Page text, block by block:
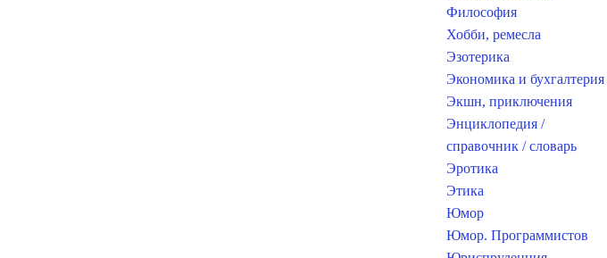
Философия
Хобби, ремесла
Эзотерика
Экономика и бухгалтерия
Экшн, приключения
Энциклопедия /
справочник / словарь
Эротика
Этика
Юмор
Юмор. Программистов